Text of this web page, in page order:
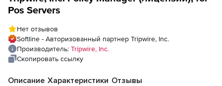
Pos Servers
Нет отзывов
Softline - Авторизованный партнер Tripwire, Inc.
Производитель: Tripwire, Inc.
Скопировать ссылку
Описание Характеристики Отзывы